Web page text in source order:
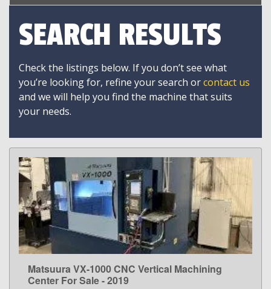
SEARCH RESULTS
Check the listings below. If you don’t see what
you’re looking for, refine your search orcontact us
and we will help you find the machine that suits
your needs.
LEARN MORE
Matsuura VX-1000 CNC Vertical Machining
Center For Sale - 2019